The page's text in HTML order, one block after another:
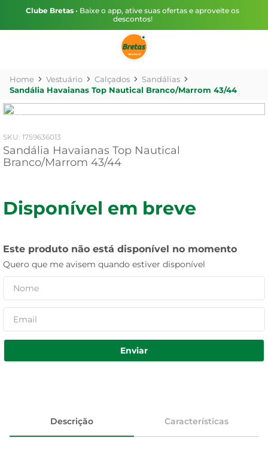
Clube Bretas • Baixe o app, ative suas ofertas e aproveite os
descontos!
Vestuário Calçados
Sandálias
Sandália Havaianas Top Nautical Branco/Marrom 43/44
: 1759636013
Sandália Havaianas Top Nautical
Branco/Marrom 43/44
Disponível em breve
Este produto não está disponível no momento
Quero que me avisem quando estiver disponível
Enviar
Descrição Características